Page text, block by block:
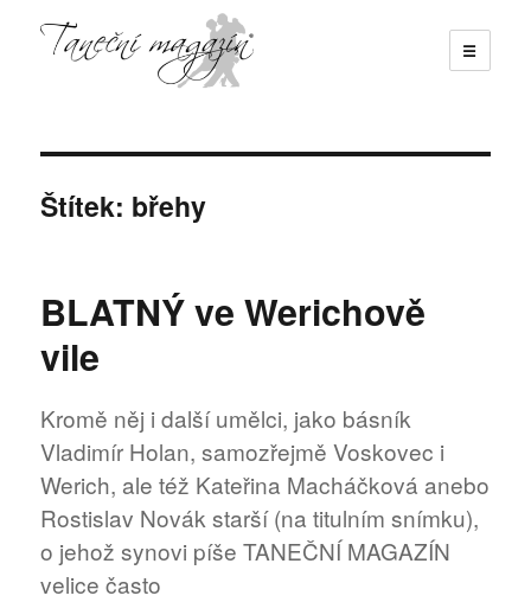
☰
Štítek: břehy
BLATNÝ ve Werichově
vile
Kromě něj i další umělci, jako básník
Vladimír Holan, samozřejmě Voskovec i
Werich, ale též Kateřina Macháčková anebo
Rostislav Novák starší (na titulním snímku),
o jehož synovi píše TANEČNÍ MAGAZÍN
velice často